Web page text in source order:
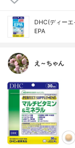
DHC(ディーエ
EPA
え～ちゃん